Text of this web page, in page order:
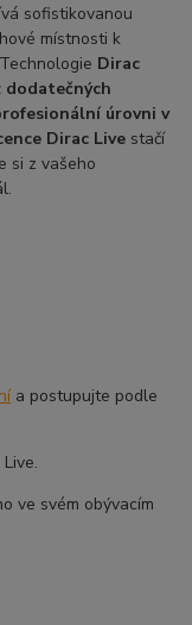
sofistikovanou
místnosti k
Dirac
dodatečných
úrovni v
Dirac Live stačí
si z vašeho
a postupujte podle
ve svém obývacím